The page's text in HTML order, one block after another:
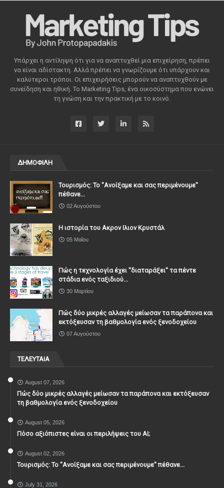
Υπάρχει η αντίληψη ότι για να αναπτυχθεί μια επιχείρηση, πρέπει
να είναι αδίστακτη. Αλλά πρέπει να γνωρίζουμε ότι υπάρχουν και
καλύτεροι τρόποι. Οι επιχειρήσεις μπορούν να αναπτυχθούν με
συνείδηση ​​και ηθική. Το Marketing Tips, ένα οικοσύστημα που ενώνει
τη γνώση και την πρακτική με το κοινό.
ΔΗΜΟΦΙΛΗ
Τουρισμός: Το "Ανοίξαμε και σας περιμένουμε"
πέθανε...
02 Αυγούστου
Η ιστορία του Ακρον Ιλιον Κρυστάλ
05 Μαΐου
Πώς η τεχνολογία έχει ''διαταράξει'' τα πέντε
στάδια ενός ταξιδιού...
30 Μαρτίου
Πώς δύο μικρές αλλαγές μείωσαν τα παράπονα και
εκτόξευσαν τη βαθμολογία ενός ξενοδοχείου
07 Αυγούστου
ΤΕΛΕΥΤΑΙΑ
August 07, 2026
Πώς δύο μικρές αλλαγές μείωσαν τα παράπονα και εκτόξευσαν
τη βαθμολογία ενός ξενοδοχείου
August 05, 2026
Πόσο αξιόπιστες είναι οι περιλήψεις του ΑΙ;
August 02, 2026
Τουρισμός: Το "Ανοίξαμε και σας περιμένουμε" πέθανε...
July 31, 2026